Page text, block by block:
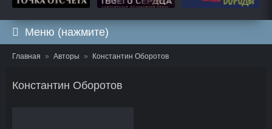
Меню (нажмите)
Главная Авторы Константин Оборотов
Константин Оборотов